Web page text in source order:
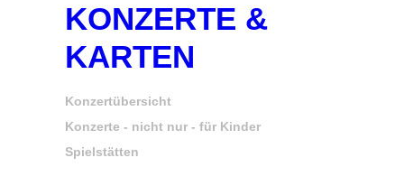
KONZERTE &
KARTEN
Konzertübersicht
Konzerte - nicht nur - für Kinder
Spielstätten